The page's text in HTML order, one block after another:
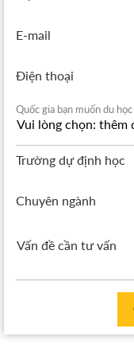
E-mail
Điện thoại
Quốc gia bạn muốn du học
Trường dự định học
Chuyên ngành